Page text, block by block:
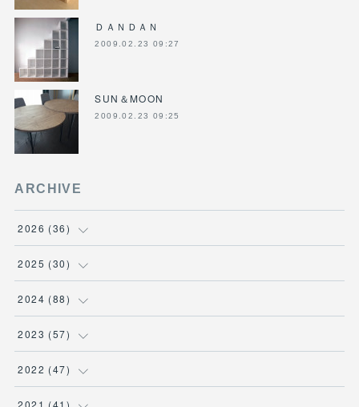
ＤＡＮＤＡＮ
2009.02.23 09:27
SUN＆MOON
2009.02.23 09:25
ARCHIVE
2026 (36)
(3)
(4)
(3)
(5)
2025 (30)
(6)
(4)
(3)
( 2 )
2024 (88)
(7)
(8)
( 9 )
2023 (57)
(7)
( 6 )
2022 (47)
(7 )
2021 (41 )